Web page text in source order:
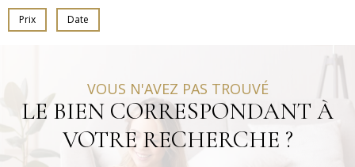
Prix Date
VOUS N'AVEZ PAS TROUVÉ
LE BIEN CORRESPONDANT À
VOTRE RECHERCHE ?